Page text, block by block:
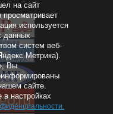
на сайт
просматривает
используется
данных
систем веб-
Вы
сайте.
настройках
.